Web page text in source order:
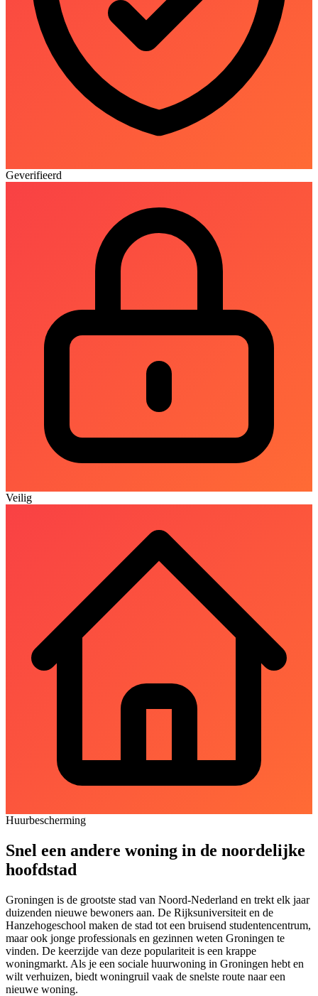
Geverifieerd
Veilig
Huurbescherming
Snel een andere woning in de noordelijke
hoofdstad
Groningen is de grootste stad van Noord-Nederland en trekt elk jaar
duizenden nieuwe bewoners aan. De Rijksuniversiteit en de
Hanzehogeschool maken de stad tot een bruisend studentencentrum,
maar ook jonge professionals en gezinnen weten Groningen te
vinden. De keerzijde van deze populariteit is een krappe
woningmarkt. Als je een sociale huurwoning in Groningen hebt en
wilt verhuizen, biedt woningruil vaak de snelste route naar een
nieuwe woning.